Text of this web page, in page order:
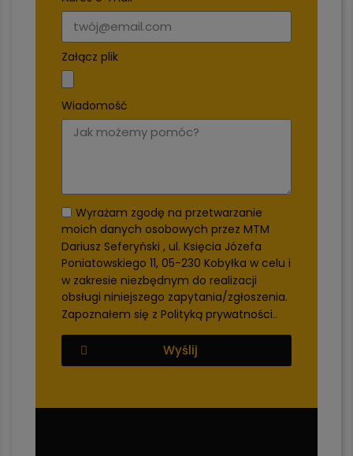
Załącz plik
Wiadomość
Wyrażam zgodę na przetwarzanie
moich danych osobowych przez MTM
Dariusz Seferyński , ul. Księcia Józefa
Poniatowskiego 11, 05-230 Kobyłka w celu i
w zakresie niezbędnym do realizacji
obsługi niniejszego zapytania/zgłoszenia.
Zapoznałem się z Polityką prywatności..
Wyślij